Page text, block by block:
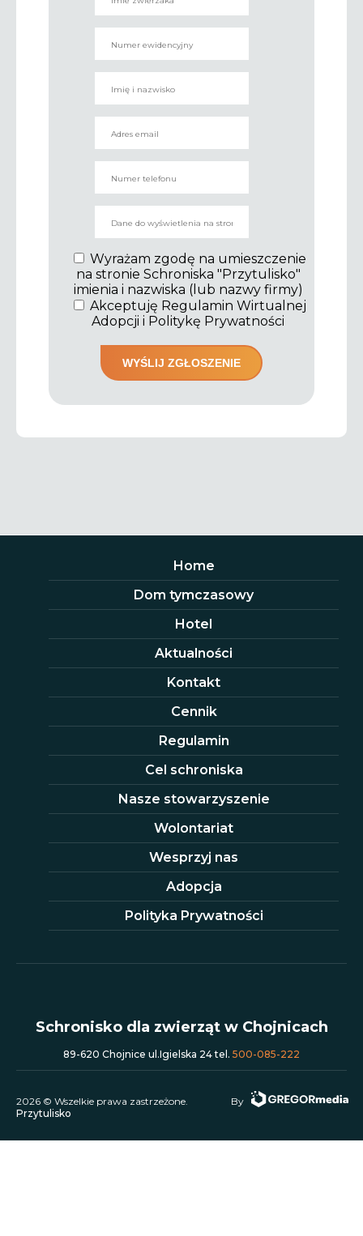
Wyrażam zgodę na umieszczenie
na stronie Schroniska "Przytulisko"
imienia i nazwiska (lub nazwy firmy)
Akceptuję Regulamin Wirtualnej
Adopcji i Politykę Prywatności
Home
Dom tymczasowy
Hotel
Aktualności
Kontakt
Cennik
Regulamin
Cel schroniska
Nasze stowarzyszenie
Wolontariat
Wesprzyj nas
Adopcja
Polityka Prywatności
Schronisko dla zwierząt w Chojnicach
89-620 Chojnice ul.Igielska 24 tel. 500-085-222
2026 © Wszelkie prawa zastrzeżone.
Przytulisko
By